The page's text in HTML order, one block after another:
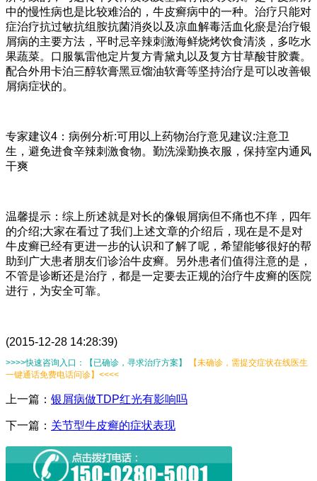
中的慢性病也是比较难治的，牛皮癣病中的一种。治疗只能对
症治疗抗过敏抗组胺抗菌消炎以及凉血解毒活血化瘀是治疗银
屑病的主要方法，平时忌辛辣刺激海鲜烧烤饮食清淡，多吃水
果蔬菜。口服氯雷他定片复方青黛丸以及复方甘草酸苷胶囊。
配合外用卡泊三醇软膏黑豆馏油软膏等坚持治疗是可以改善银
屑病症状的。
专家建议4：病例分析:可用以上药物治疗意见建议:注意卫
生，避免进食辛辣刺激食物。勤洗澡勤换衣服，保持室内通风
干爽
温馨提示：综上所述就是对长的像银屑病但不痛也不痒，四年
的介绍;大家在看过了我们上述文章的介绍后，现在是不是对
牛皮癣已经有更进一步的认识和了解了呢，希望能够很好的帮
助到广大患者朋友们诊治牛皮癣。另外患者们值得注意的是，
不管是诊断还是治疗，都是一定要去正规的治疗牛皮癣的医院
进行，为安全可靠。
(2015-12-28 14:28:39)
>>>>快速咨询入口：【已确诊，寻求治疗方案】
【未确诊，需提交症状在线医生
一键通话免费电话问诊】<<<<
上一篇： 银屑病做TDP红光有影响吗
下一篇： 关节型牛皮癣的症状表现